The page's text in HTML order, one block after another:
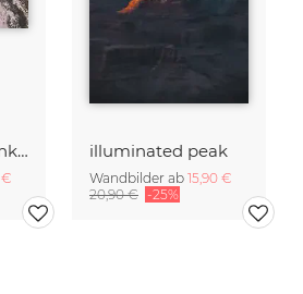
yellow dot on pink salt lake
€
illuminated peak
Wandbilder ab 15,90 €
20,90 € -25%